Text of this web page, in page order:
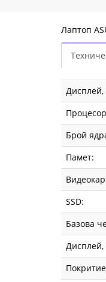
Лаптоп
Дисплей,
Брой
Памет:
SSD:
Базова